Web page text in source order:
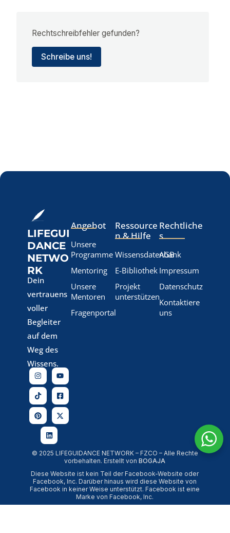
Rechtschreibfehler gefunden?
Schreibe uns!
LIFEGUI
DANCE
NETWO
RK
Dein
vertrauens
voller
Begleiter
auf dem
Weg des
Wissens.
Angebot
Unsere
Programme
Mentoring
Unsere
Mentoren
Fragenportal
Ressource
n & Hilfe
Wissensdatenbank
E-Bibliothek
Projekt
unterstützen
Rechtliche
s
AGB
Impressum
Datenschutz
Kontaktiere
uns
© 2025 LIFEGUIDANCE NETWORK – FZCO – Alle Rechte
vorbehalten. Erstellt vonBOGAJA
Diese Website ist kein Teil der Facebook-Website oder
Facebook, Inc. Darüber hinaus wird diese Website von
Facebook in keiner Weise unterstützt. Facebook ist eine
Marke von Facebook, Inc.